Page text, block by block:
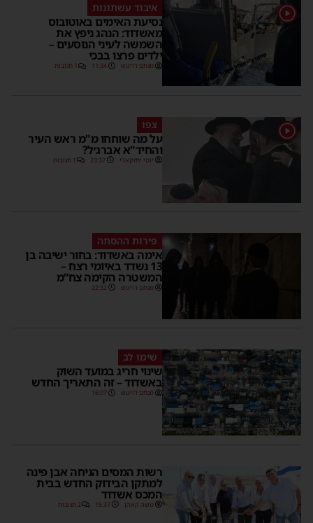
1 איבוד עשתונות
נסיעת האימים באוטובוס
מאשדוד: הנהג ניפץ את
השמשה לעיני הנוסעים –
ילדים פרצו בבכי
מנחם דויטש 11:34 1 תגובות
1 צפו
על מה שוחחו מ"מ ראש העיר
והחיד"א אברג׳ל?
יוסי יחזקאלי 23:37 1 תגובות
פירות ההסתה
אימה באשדוד: בחור ישיבה בן
13 נשדד באיומי רצח –
המשטרה הקימה צח”מ
מנחם דויטש 22:32
שימו לב
שינוי חריג במועד השוק
באשדוד – זה התאריך החדש
מנחם דויטש 16:07
רשות המסים הניחה אבן פינה
למתקן הבידוק החדש בבית
המכס אשדוד
משה קאהן 15:37 2 תגובות